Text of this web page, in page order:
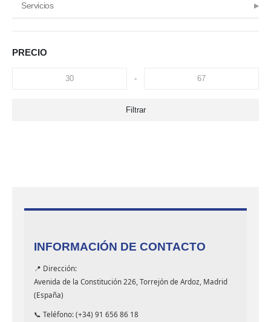
Servicios
PRECIO
-
Filtrar
INFORMACIÓN DE CONTACTO
📍 Dirección:
Avenida de la Constitución 226, Torrejón de Ardoz, Madrid
(España)
📞 Teléfono: (+34) 91 656 86 18